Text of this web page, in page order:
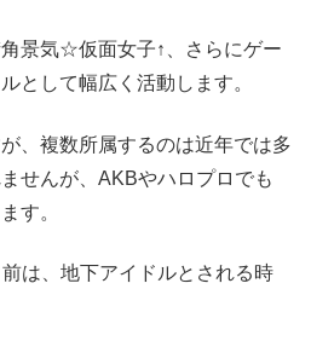
景気☆仮面女子↑、さらにゲー
として幅広く活動します。
、複数所属するのは近年では多
せんが、AKBやハロプロでも
す。
は、地下アイドルとされる時